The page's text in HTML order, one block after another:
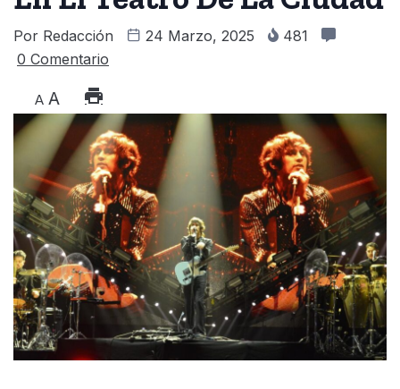
Por Redacción 24 Marzo, 2025
481
0 Comentario
A A